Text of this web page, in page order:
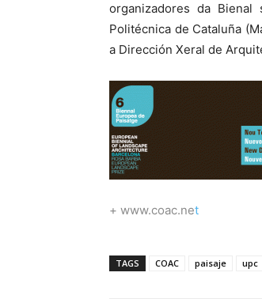
organizadores da Bienal
Politécnica de Cataluña
a Dirección Xeral de
+ www.coac.net
TAGS COAC paisaje upc